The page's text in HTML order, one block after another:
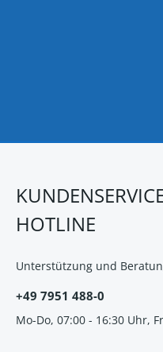
HOTLINE
Unterstützung und
+49 7951 488-0
Mo-Do, 07:00 - 16:30 Uhr,